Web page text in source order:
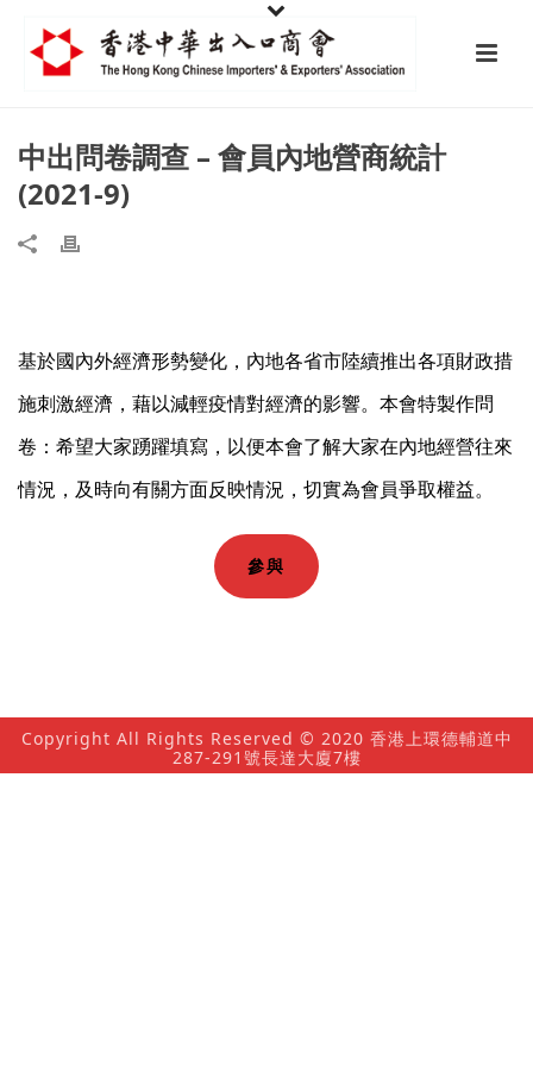
中出問卷調查 – 會員內地營商統計
(2021-9)
基於國內外經濟形勢變化，內地各省市陸續推出各項財政措
施刺激經濟，藉以減輕疫情對經濟的影響。本會特製作問
卷：希望大家踴躍填寫，以便本會了解大家在內地經營往來
情況，及時向有關方面反映情況，切實為會員爭取權益。
參與
Copyright All Rights Reserved © 2020 香港上環德輔道中
287-291號長達大廈7樓